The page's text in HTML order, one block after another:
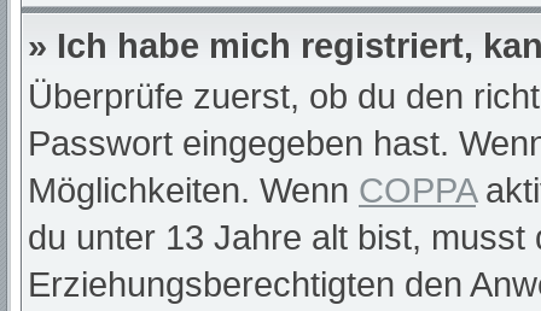
» Ich habe mich registriert,
Überprüfe zuerst, ob du den
Passwort eingegeben hast.
Möglichkeiten. Wenn COPPA
du unter 13 Jahre alt bist,
Erziehungsberechtigten den